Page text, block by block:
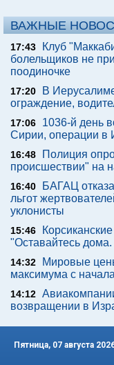
ВАЖНЫЕ
17:43
Клуб
болельщиков не
поодиночке
17:20
В
ограждение,
17:06
1036-й день
Сирии, операции в
16:48
Полиция
происшествии" на
16:40
БАГАЦ
льгот
уклонисты
15:46
"Оставайтесь
14:32
Мировые
максимума с
14:12
возвращении в
Пятница, 07 августа